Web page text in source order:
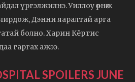
үргэлжилнэ. Уиллоу өрнөж
Дэнни яаралтай арга
болно. Харин Кёртис
гаргах ажээ.
SPOILERS JUNE